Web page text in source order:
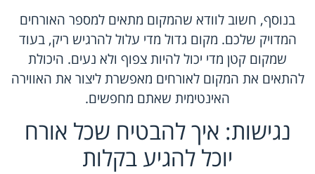
בנוסף, חשוב לוודא שהמקום מתאים למספר האורחים
המדויק שלכם. מקום גדול מדי עלול להרגיש ריק, בעוד
שמקום קטן מדי יכול להיות צפוף ולא נעים. היכולת
להתאים את המקום לאורחים מאפשרת ליצור את האווירה
האינטימית שאתם מחפשים.
נגישות: איך להבטיח שכל אורח
יוכל להגיע בקלות